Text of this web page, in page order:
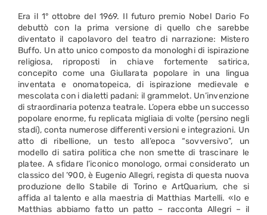
Era il 1° ottobre del 1969. Il futuro premio Nobel Dario Fo
debuttò con la prima versione di quello che sarebbe
diventato il capolavoro del teatro di narrazione: Mistero
Buffo. Un atto unico composto da monologhi di ispirazione
religiosa, riproposti in chiave fortemente satirica,
concepito come una Giullarata popolare in una lingua
inventata e onomatopeica, di ispirazione medievale e
mescolata con i dialetti padani: il grammelot. Un’invenzione
di straordinaria potenza teatrale. L’opera ebbe un successo
popolare enorme, fu replicata migliaia di volte (persino negli
stadi), conta numerose differenti versioni e integrazioni. Un
atto di ribellione, un testo all’epoca “sovversivo”, un
modello di satira politica che non smette di trascinare le
platee. A sfidare l’iconico monologo, ormai considerato un
classico del ’900, è Eugenio Allegri, regista di questa nuova
produzione dello Stabile di Torino e ArtQuarium, che si
affida al talento e alla maestria di Matthias Martelli. «Io e
Matthias abbiamo fatto un patto – racconta Allegri – il